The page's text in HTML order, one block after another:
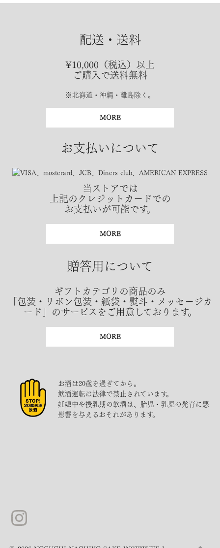
格
配送・送料
¥10,000（税込）以上
ご購入で送料無料
※北海道・沖縄・離島除く。
MORE
お支払いについて
当ストアでは
上記のクレジットカードでの
お支払いが可能です。
MORE
贈答用について
ギフトカテゴリの商品のみ
「包装・リボン包装・紙袋・熨斗・メッセージカ
ード」のサービスをご用意しております。
MORE
お酒は20歳を過ぎてから。
飲酒運転は法律で禁止されています。
妊娠中や授乳期の飲酒は、胎児・乳児の発育に悪
影響を与えるおそれがあります。